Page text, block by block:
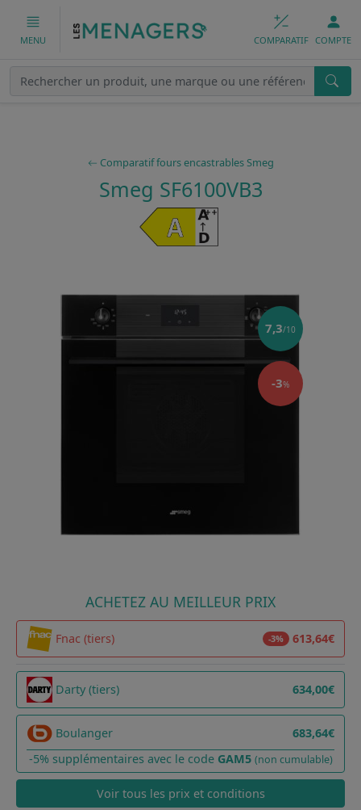
MENU COMPARATIF COMPTE
Comparatif fours encastrables Smeg
Smeg SF6100VB3
7,3/10
-3%
ACHETEZ AU MEILLEUR PRIX
Fnac (tiers) -3% 613,64€
Darty (tiers) 634,00€
Boulanger
683,64€
-5% supplémentaires avec le code GAM5 (non cumulable)
Voir tous les prix et conditions